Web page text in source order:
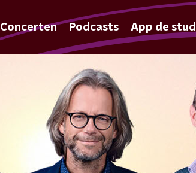
Concerten Podcasts App de